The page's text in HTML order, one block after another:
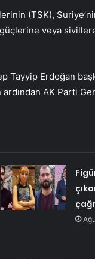
(TSK),
veya
Tayyip Erdoğan
AK Parti